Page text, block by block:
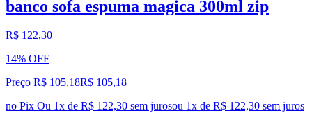
banco sofa espuma magica 300ml zip
R$ 122,30
14% OFF
Preço R$ 105,18R$ 105,18
no Pix Ou 1x de R$ 122,30 sem jurosou 1x de R$ 122,30 sem juros